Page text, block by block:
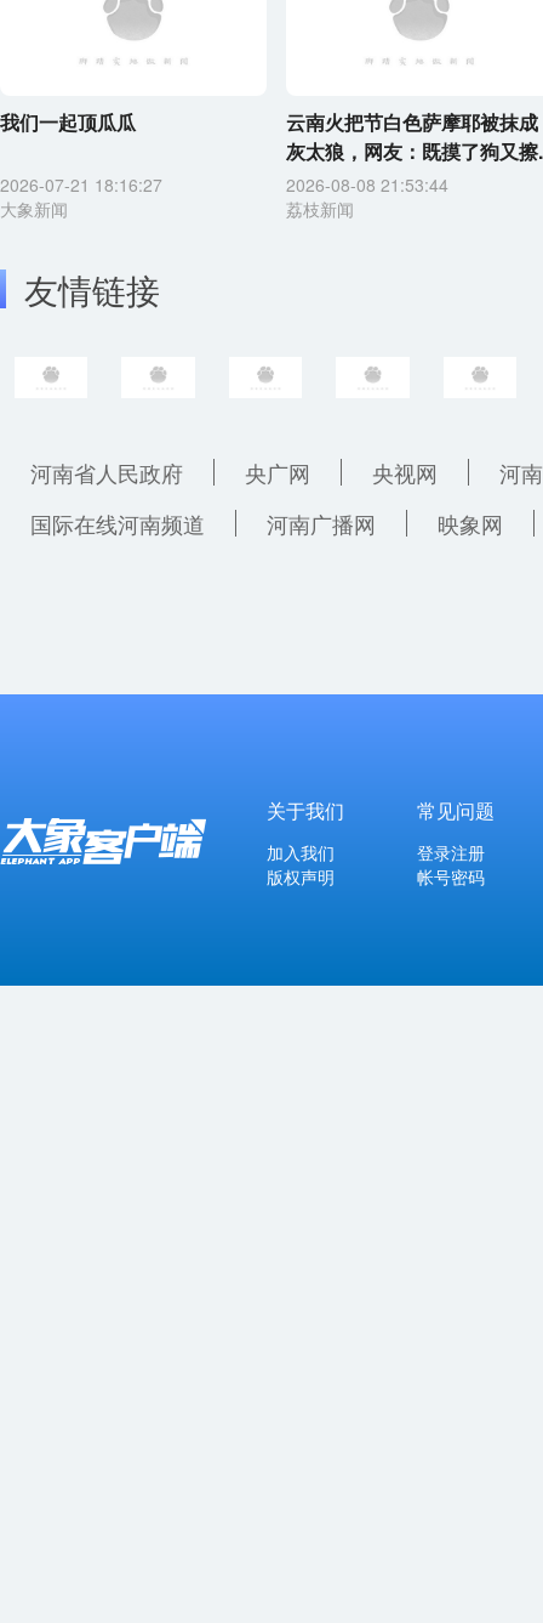
我们一起顶瓜瓜
2026-07-21 18:16:27
大象新闻
云南火把节白色萨摩耶被抹成
灰太狼，网友：既摸了狗又擦
2026-08-08 21:53:44
荔枝新闻
友情链接
河南省人民政府 央广网 央视网
河
国际在线河南频道
河南广播网 映象网
关于我们
加入我们
版权声明
常见问题
登录注册
帐号密码